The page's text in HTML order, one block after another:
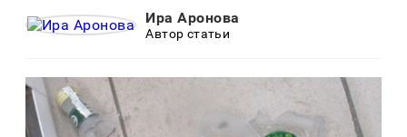
Ира Аронова
Автор статьи